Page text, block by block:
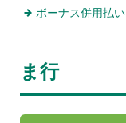
ボーナス併用払い
ま行